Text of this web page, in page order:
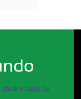
Stock images by